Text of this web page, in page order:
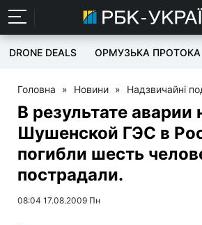
DRONE DEALS ОРМУЗЬКА ПРОТОКА
Головна » Новини » Надзвичайні
В результате аварии
Шушенской ГЭС в
погибли шесть
пострадали.
08:04 17.08.2009 Пн